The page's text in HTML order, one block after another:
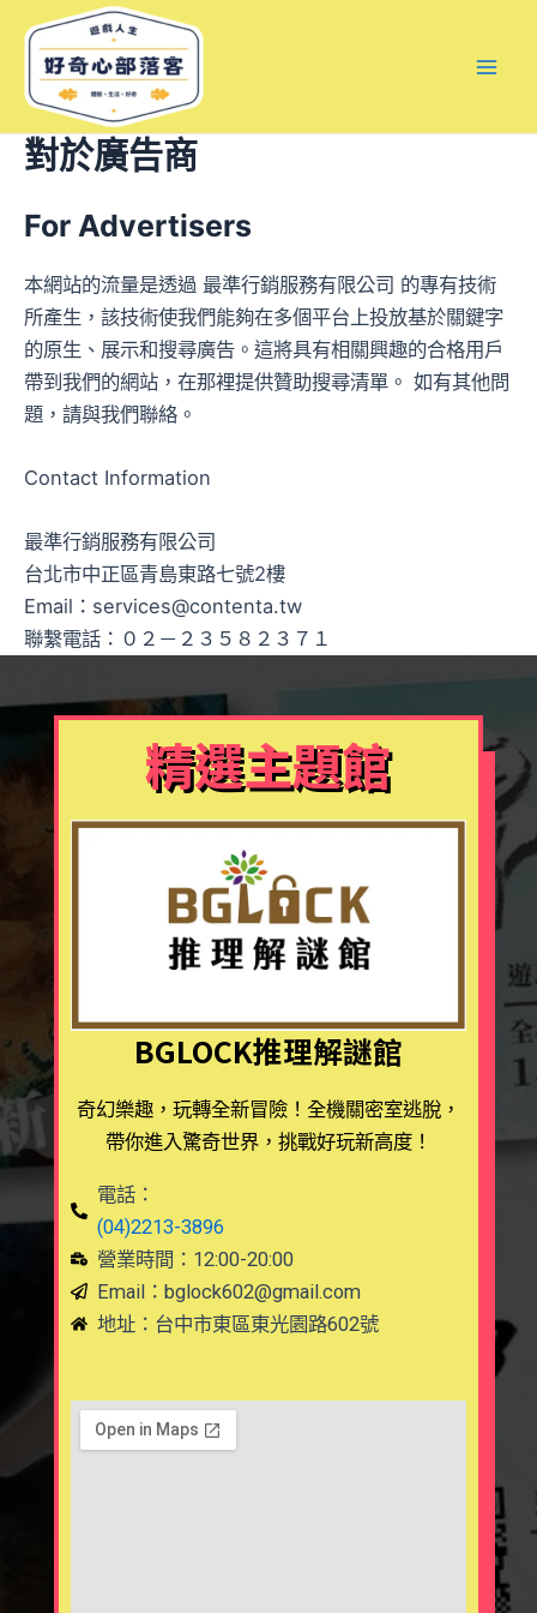
對於廣告商
For Advertisers
本網站的流量是透過 最準行銷服務有限公司 的專有技術
所產生，該技術使我們能夠在多個平台上投放基於關鍵字
的原生、展示和搜尋廣告。這將具有相關興趣的合格用戶
帶到我們的網站，在那裡提供贊助搜尋清單。 如有其他問
題，請與我們聯絡。
Contact Information
最準行銷服務有限公司
台北市中正區青島東路七號2樓
Email： services@contenta.tw
聯繫電話：０２－２３５８２３７１
精選主題館
BGLOCK推理解謎館
奇幻樂趣，玩轉全新冒險！全機關密室逃脫，
帶你進入驚奇世界，挑戰好玩新高度！
電話：
(04)2213-3896
營業時間：12:00-20:00
Email：bglock602@gmail.com
地址：台中市東區東光園路602號